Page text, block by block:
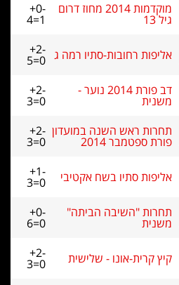
מוקדמות 2014 מחוז דרום
גיל 13
+0-
4=1
אליפות רחובות-סתיו רמה ג +2-
5=0
דב פורת 2014 נוער -
משנית
+2-
3=0
תחרות ראש השנה במועדון
פורת ספטמבר 2014
+2-
3=0
אליפות סתיו בשח אקטיבי +1-
3=0
תחרות "השיבה הביתה"
משנית
+0-
6=0
קיץ קרית-אונו - שלישית +2-
3=0